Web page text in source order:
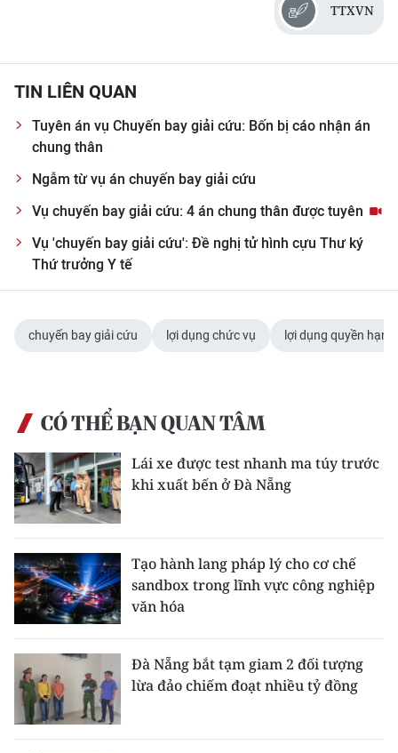
TTXVN
TIN LIÊN QUAN
Tuyên án vụ Chuyến bay giải cứu: Bốn bị cáo nhận án
chung thân
Ngẫm từ vụ án chuyến bay giải cứu
Vụ chuyến bay giải cứu: 4 án chung thân được tuyên
Vụ 'chuyến bay giải cứu': Đề nghị tử hình cựu Thư ký
Thứ trưởng Y tế
chuyến bay giải cứu lợi dụng chức vụ lợi dụng quyền hạn
CÓ THỂ BẠN QUAN TÂM
Lái xe được test nhanh ma túy trước
khi xuất bến ở Đà Nẵng
Tạo hành lang pháp lý cho cơ chế
sandbox trong lĩnh vực công nghiệp
văn hóa
Đà Nẵng bắt tạm giam 2 đối tượng
lừa đảo chiếm đoạt nhiều tỷ đồng